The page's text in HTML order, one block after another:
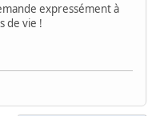
expressément à
de vie !